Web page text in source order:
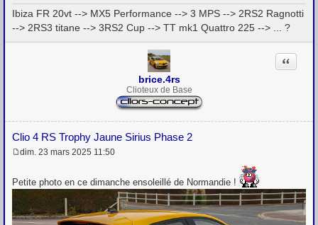
Ibiza FR 20vt --> MX5 Performance --> 3 MPS --> 2RS2 Ragnotti
--> 2RS3 titane --> 3RS2 Cup --> TT mk1 Quattro 225 --> ... ?
brice.4rs
Clioteux de Base
Clio 4 RS Trophy Jaune Sirius Phase 2
Citation
s
s
a
g
e
dim. 23 mars 2025 11:50
Petite photo en ce dimanche ensoleillé de Normandie !